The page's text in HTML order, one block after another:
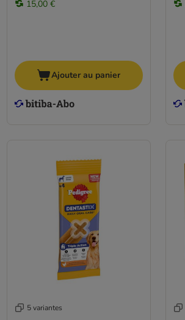
15,00 €
Ajouter au panier
5 variantes